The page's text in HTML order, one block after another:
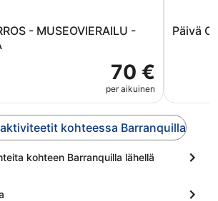
- MUSEOVIERAILU -
70 €
per aikuinen
Päivä
kohteessa Barranquilla
kohteen Barranquilla lähellä